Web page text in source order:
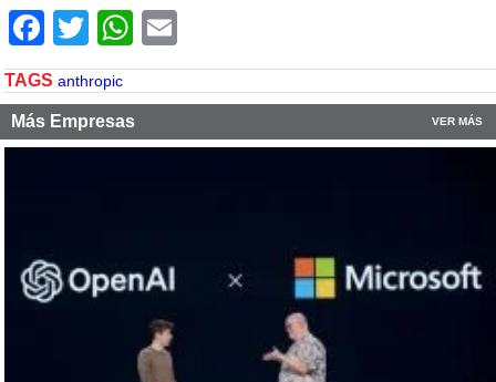
Facebook
TwitterWhatsApp
TAGS anthropic
Más Empresas VER MÁS